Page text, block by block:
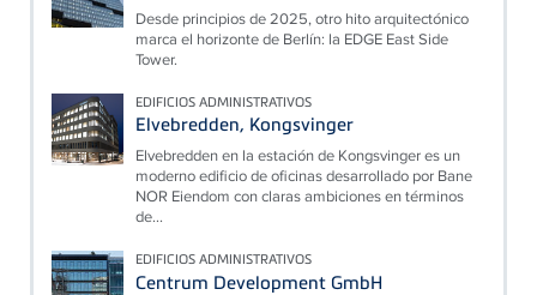
Desde principios de 2025, otro hito arquitectónico
marca el horizonte de Berlín: la EDGE East Side
Tower.
EDIFICIOS ADMINISTRATIVOS
Elvebredden, Kongsvinger
Elvebredden en la estación de Kongsvinger es un
moderno edificio de oficinas desarrollado por Bane
NOR Eiendom con claras ambiciones en términos
de...
EDIFICIOS ADMINISTRATIVOS
Centrum Development GmbH